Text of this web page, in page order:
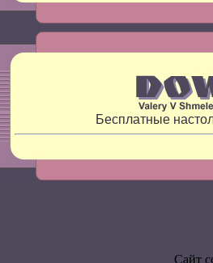
Бесплатные
Сайт